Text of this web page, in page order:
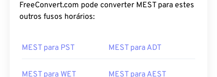
FreeConvert.com pode converter MEST para estes
outros fusos horários:
MEST para PST MEST para ADT
MEST para WET MEST para AEST